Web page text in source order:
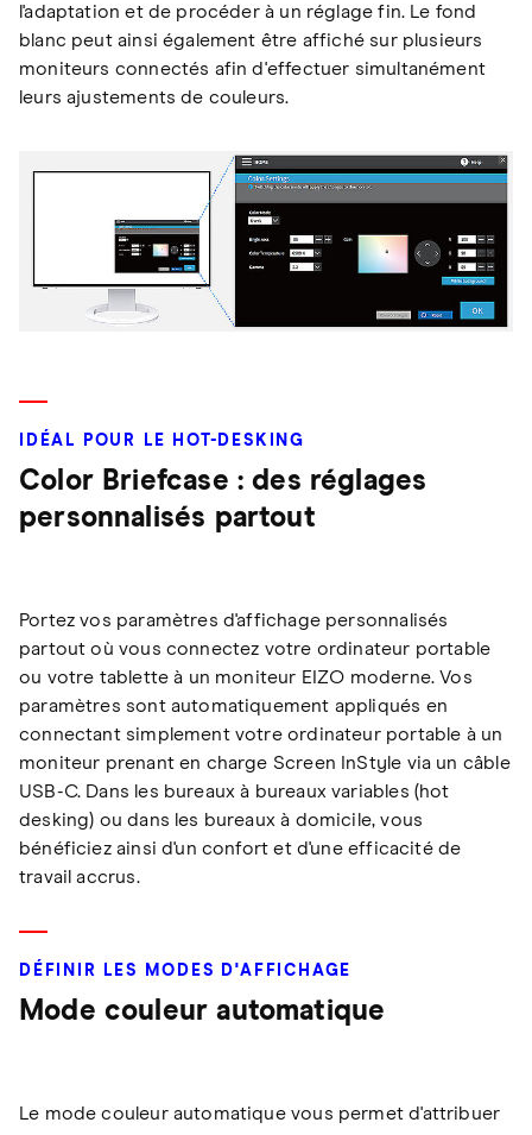
l'adaptation et de procéder à un réglage fin. Le fond
blanc peut ainsi également être affiché sur plusieurs
moniteurs connectés afin d'effectuer simultanément
leurs ajustements de couleurs.
IDÉAL POUR LE HOT-DESKING
Color Briefcase : des réglages
personnalisés partout
Portez vos paramètres d'affichage personnalisés
partout où vous connectez votre ordinateur portable
ou votre tablette à un moniteur EIZO moderne. Vos
paramètres sont automatiquement appliqués en
connectant simplement votre ordinateur portable à un
moniteur prenant en charge Screen InStyle via un câble
USB-C. Dans les bureaux à bureaux variables (hot
desking) ou dans les bureaux à domicile, vous
bénéficiez ainsi d'un confort et d'une efficacité de
travail accrus.
DÉFINIR LES MODES D'AFFICHAGE
Mode couleur automatique
Le mode couleur automatique vous permet d'attribuer